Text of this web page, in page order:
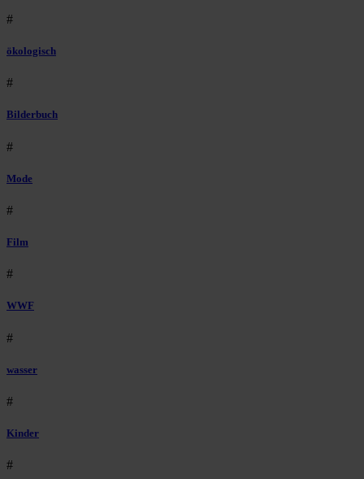
#
ökologisch
#
Bilderbuch
#
Mode
#
Film
#
WWF
#
wasser
#
Kinder
#